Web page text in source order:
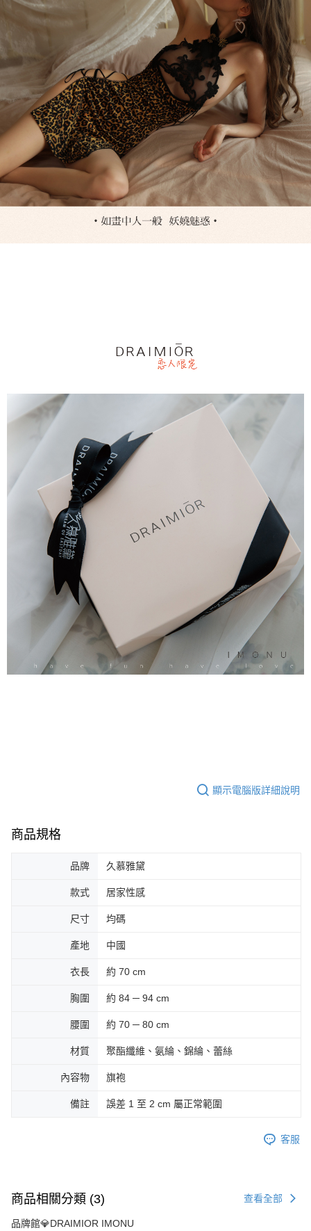
顯示電腦版詳細說明
商品規格
品牌 久慕雅黛
款式 居家性感
尺寸 均碼
產地 中國
衣長 約 70 cm
胸圍 約 84 ─ 94 cm
腰圍 約 70 ─ 80 cm
材質 聚酯纖維、氨綸、錦綸、蕾絲
內容物 旗袍
備註 誤差 1 至 2 cm 屬正常範圍
客服
商品相關分類 (3) 查看全部
品牌館💎DRAIMIOR IMONU